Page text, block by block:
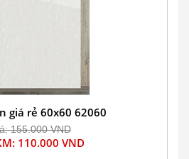
giá rẻ 60x60 62060
155.000 VND
110.000 VND